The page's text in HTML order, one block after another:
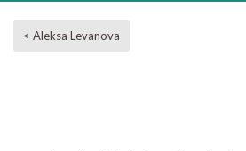
< Aleksa Levanova